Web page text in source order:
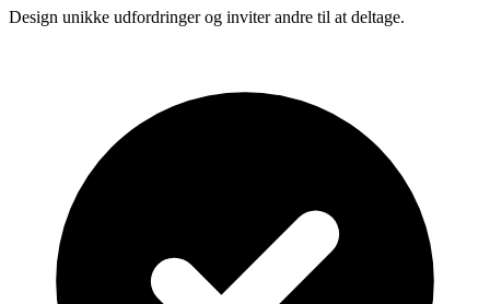
Design unikke udfordringer og inviter andre til at deltage.